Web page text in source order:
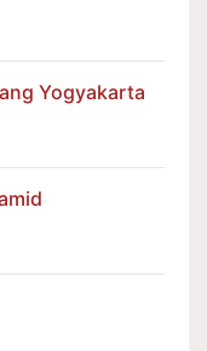
Yogyakarta